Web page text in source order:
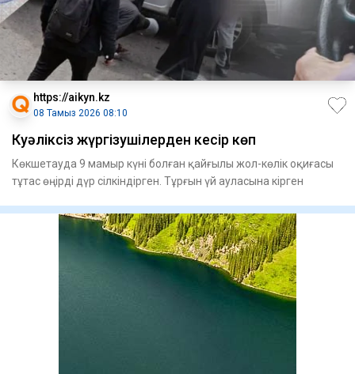
https://aikyn.kz
08 Тамыз 2026 08:10
Куәліксіз жүргізушілерден кесір көп
Көкшетауда 9 мамыр күні болған қайғылы жол-кө­лік оқиғасы
тұтас өңірді дүр сіл­кін­дірген. Тұрғын үй ауласына кір­­ген